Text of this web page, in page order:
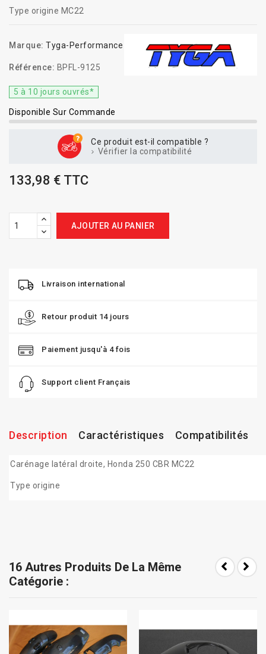
Type origine MC22
Marque: Tyga-Performance
Référence: BPFL-9125
5 à 10 jours ouvrés*
Disponible Sur Commande
Ce produit est-il compatible ?
Vérifier la compatibilité
133,98 € TTC
AJOUTER AU PANIER
Livraison international
Retour produit 14 jours
Paiement jusqu'à 4 fois
Support client Français
Description Caractéristiques Compatibilités
Carénage latéral droite, Honda 250 CBR MC22
Type origine
16 Autres Produits De La Même
Catégorie :